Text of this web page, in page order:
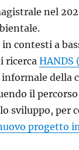
nel
contesti a
ricercaHANDS
della
il
sviluppo, per
progetto